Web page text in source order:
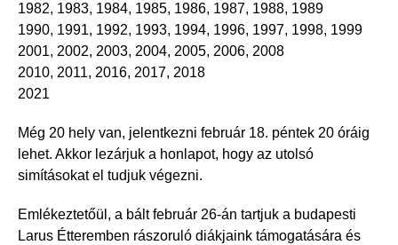
1982, 1983, 1984, 1985, 1986, 1987, 1988, 1989
1990, 1991, 1992, 1993, 1994, 1996, 1997, 1998, 1999
2001, 2002, 2003, 2004, 2005, 2006, 2008
2010, 2011, 2016, 2017, 2018
2021
Még 20 hely van, jelentkezni február 18. péntek 20 óráig
lehet. Akkor lezárjuk a honlapot, hogy az utolsó
simításokat el tudjuk végezni.
Emlékeztetőül, a bált február 26-án tartjuk a budapesti
Larus Étteremben rászoruló diákjaink támogatására és